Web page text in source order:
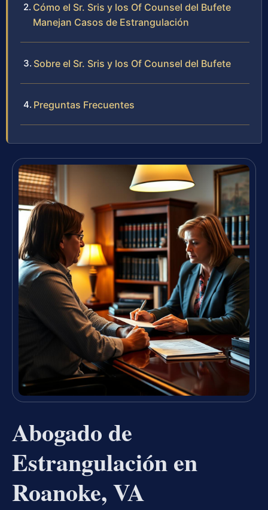
Cómo el Sr. Sris y los Of Counsel del Bufete
Manejan Casos de Estrangulación
Sobre el Sr. Sris y los Of Counsel del Bufete
Preguntas Frecuentes
Abogado de
Estrangulación en
Roanoke, VA